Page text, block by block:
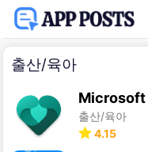
출산/육아
출산/육아
4.15